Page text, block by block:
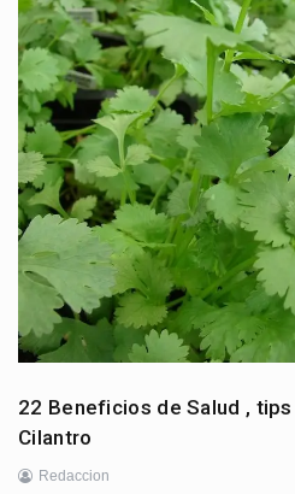
22 Beneficios de Salud ,
Cilantro
Redaccion